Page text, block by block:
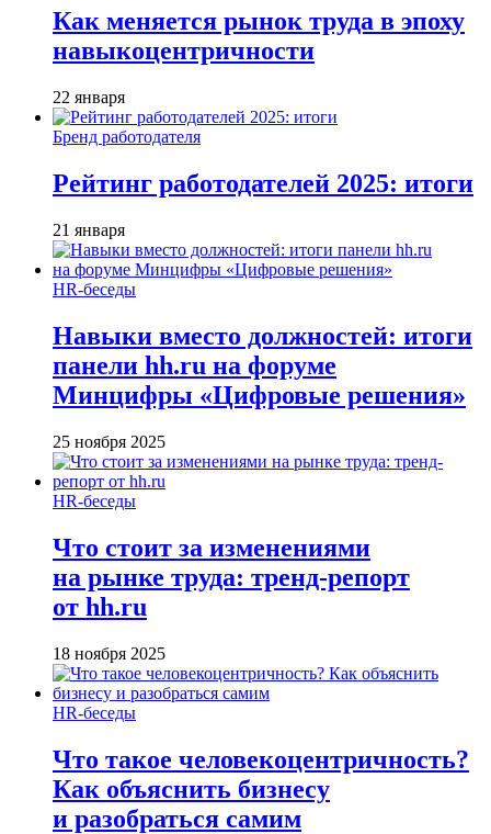
Как меняется рынок труда в эпоху
навыкоцентричности
22 января
Бренд работодателя
Рейтинг работодателей 2025: итоги
21 января
HR-беседы
Навыки вместо должностей: итоги
панели hh.ru на форуме
Минцифры «Цифровые решения»
25 ноября 2025
HR-беседы
Что стоит за изменениями
на рынке труда: тренд-репорт
от hh.ru
18 ноября 2025
HR-беседы
Что такое человеко­центричность?
Как объяснить бизнесу
и разобраться самим